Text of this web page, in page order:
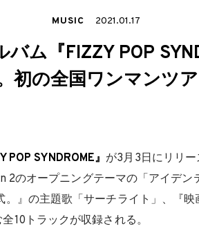
MUSIC 2021.01.17
ム『FIZZY POP
初の全国ワンマンツ
POP SYNDROME』が3月3日にリリ
2のオープニングテーマの「アイデ
』の主題歌「サーチライト」、『
10トラックが収録される。